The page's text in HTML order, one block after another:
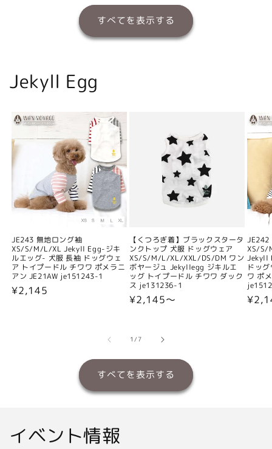
すべてを表示する
Jekyll Egg
JE243 無地ロング袖
XS/S/M/L/XL Jekyll Egg-ジキ
ルエッグ- 犬服 長袖 ドッグウェ
ア トイプードル チワワ ポメラニ
アン JE21AW je151243-1
通
¥2,145
【くつろぎ着】ブラックスタータ
ンクトップ 犬服 ドッグウェア
XS/S/M/L/XL/XXL/DS/DM ワン
ボヤージュ Jekyllegg ジキルエ
ッグ トイプードル チワワ ダック
ス je131236-1
通
格
¥2,145〜
JE242
XS/S/
Jekyll
ドッ
ワ ポ
通
1/の
7
すべてを表示する
イベント情報